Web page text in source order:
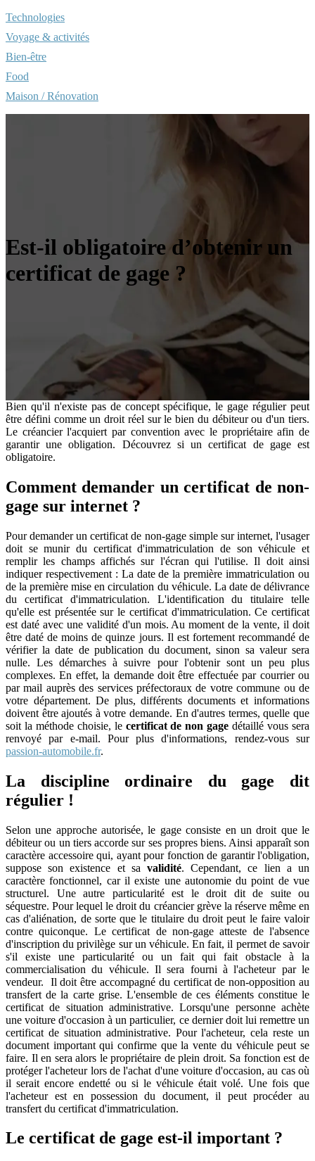
Technologies
Voyage & activités
Bien-être
Food
Maison / Rénovation
Est-il obligatoire d’obtenir un
certificat de gage ?
Bien qu'il n'existe pas de concept spécifique, le gage régulier peut
être défini comme un droit réel sur le bien du débiteur ou d'un tiers.
Le créancier l'acquiert par convention avec le propriétaire afin de
garantir une obligation. Découvrez si un certificat de gage est
obligatoire.
Comment demander un certificat de non-
gage sur internet ?
Pour demander un certificat de non-gage simple sur internet, l'usager
doit se munir du certificat d'immatriculation de son véhicule et
remplir les champs affichés sur l'écran qui l'utilise. Il doit ainsi
indiquer respectivement : La date de la première immatriculation ou
de la première mise en circulation du véhicule. La date de délivrance
du certificat d'immatriculation. L'identification du titulaire telle
qu'elle est présentée sur le certificat d'immatriculation. Ce certificat
est daté avec une validité d'un mois. Au moment de la vente, il doit
être daté de moins de quinze jours. Il est fortement recommandé de
vérifier la date de publication du document, sinon sa valeur sera
nulle. Les démarches à suivre pour l'obtenir sont un peu plus
complexes. En effet, la demande doit être effectuée par courrier ou
par mail auprès des services préfectoraux de votre commune ou de
votre département. De plus, différents documents et informations
doivent être ajoutés à votre demande. En d'autres termes, quelle que
soit la méthode choisie, le certificat de non gage détaillé vous sera
renvoyé par e-mail. Pour plus d'informations, rendez-vous sur
passion-automobile.fr.
La discipline ordinaire du gage dit
régulier !
Selon une approche autorisée, le gage consiste en un droit que le
débiteur ou un tiers accorde sur ses propres biens. Ainsi apparaît son
caractère accessoire qui, ayant pour fonction de garantir l'obligation,
suppose son existence et sa validité. Cependant, ce lien a un
caractère fonctionnel, car il existe une autonomie du point de vue
structurel. Une autre particularité est le droit dit de suite ou
séquestre. Pour lequel le droit du créancier grève la réserve même en
cas d'aliénation, de sorte que le titulaire du droit peut le faire valoir
contre quiconque. Le certificat de non-gage atteste de l'absence
d'inscription du privilège sur un véhicule. En fait, il permet de savoir
s'il existe une particularité ou un fait qui fait obstacle à la
commercialisation du véhicule. Il sera fourni à l'acheteur par le
vendeur. Il doit être accompagné du certificat de non-opposition au
transfert de la carte grise. L'ensemble de ces éléments constitue le
certificat de situation administrative. Lorsqu'une personne achète
une voiture d'occasion à un particulier, ce dernier doit lui remettre un
certificat de situation administrative. Pour l'acheteur, cela reste un
document important qui confirme que la vente du véhicule peut se
faire. Il en sera alors le propriétaire de plein droit. Sa fonction est de
protéger l'acheteur lors de l'achat d'une voiture d'occasion, au cas où
il serait encore endetté ou si le véhicule était volé. Une fois que
l'acheteur est en possession du document, il peut procéder au
transfert du certificat d'immatriculation.
Le certificat de gage est-il important ?